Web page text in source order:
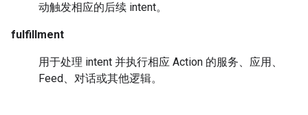
动触发相应的后续 intent。
fulfillment
用于处理 intent 并执行相应 Action 的服务、应用、
Feed、对话或其他逻辑。